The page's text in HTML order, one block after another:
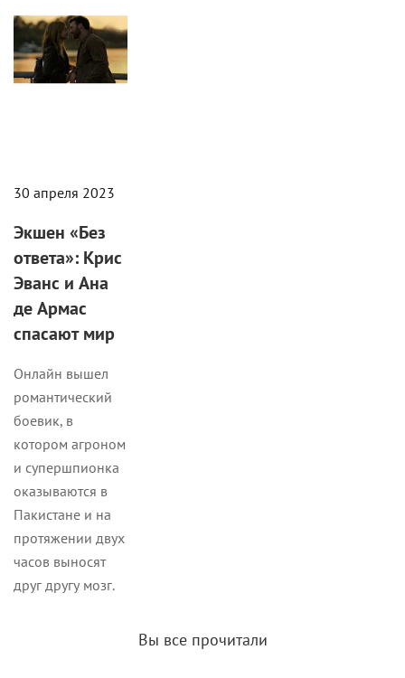
30 апреля 2023
Экшен «Без
ответа»: Крис
Эванс и Ана
де Армас
спасают мир
Онлайн вышел
романтический
боевик, в
котором агроном
и супершпионка
оказываются в
Пакистане и на
протяжении двух
часов выносят
друг другу мозг.
Вы все прочитали